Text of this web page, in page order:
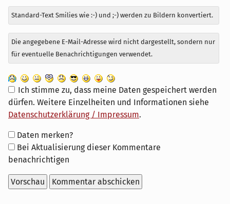
Standard-Text Smilies wie :-) und ;-) werden zu Bildern konvertiert.
Die angegebene E-Mail-Adresse wird nicht dargestellt, sondern nur
für eventuelle Benachrichtigungen verwendet.
Ich stimme zu, dass meine Daten gespeichert werden
dürfen. Weitere Einzelheiten und Informationen siehe
Datenschutzerklärung / Impressum.
Formular-
Optionen
Daten merken?
Bei Aktualisierung dieser Kommentare
benachrichtigen